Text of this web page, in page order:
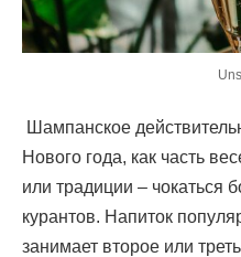
Шампанское
Нового года, как часть
или традиции – чокаться
курантов. Напиток
занимает второе или